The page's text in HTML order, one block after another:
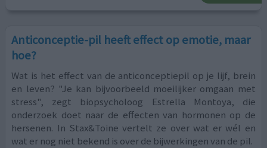
Anticonceptie-pil heeft effect op emotie, maar
hoe?
Wat is het effect van de anticonceptiepil op je lijf, brein
en leven? "Je kan bijvoorbeeld moeilijker omgaan met
stress", zegt biopsycholoog Estrella Montoya, die
onderzoek doet naar de effecten van hormonen op de
hersenen. In Stax&Toine vertelt ze over wat er wél en
wat er nog niet bekend is over de bijwerkingen van de pil.